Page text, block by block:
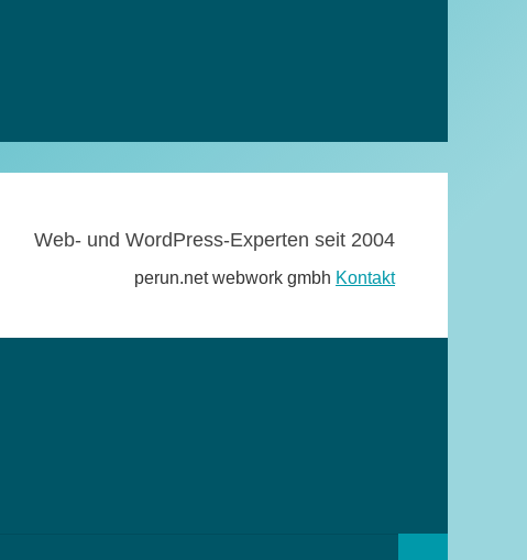
Web- und WordPress-Experten seit 2004
perun.net webwork gmbh Kontakt